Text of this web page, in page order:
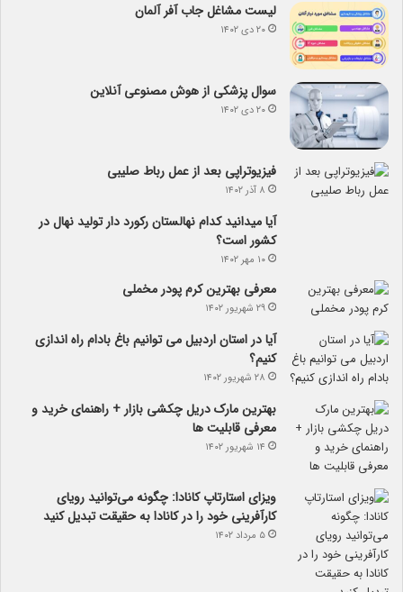
لیست مشاغل جاب آفر آلمان
۲۰ دی ۱۴۰۲
سوال پزشکی از هوش مصنوعی آنلاین
۲۰ دی ۱۴۰۲
فیزیوتراپی بعد از عمل رباط صلیبی
۸ آذر ۱۴۰۲
آیا می­دانید کدام نهالستان رکورد دار تولید نهال­ در
کشور است؟
۱۰ مهر ۱۴۰۲
معرفی بهترین کرم پودر مخملی
۲۹ شهریور ۱۴۰۲
آیا در استان اردبیل می توانیم باغ بادام راه اندازی
کنیم؟
۲۸ شهریور ۱۴۰۲
بهترین مارک دریل چکشی بازار + راهنمای خرید و
معرفی قابلیت ها
۱۴ شهریور ۱۴۰۲
ویزای استارتاپ کانادا: چگونه می‌توانید رویای
کارآفرینی خود را در کانادا به حقیقت تبدیل کنید
۵ مرداد ۱۴۰۲